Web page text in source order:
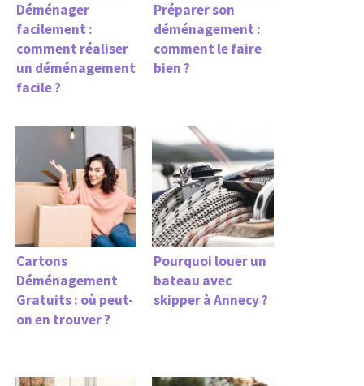
Déménager
facilement :
comment réaliser
un déménagement
facile ?
Préparer son
déménagement :
comment le faire
bien ?
Cartons
Déménagement
Gratuits : où peut-
on en trouver ?
Pourquoi louer un
bateau avec
skipper à Annecy ?